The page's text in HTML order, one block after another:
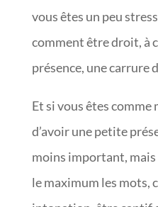
vous êtes un peu
comment être droit, à
présence, une carrure
Et si vous êtes comme
d’avoir une petite
moins important,
le maximum les mots,